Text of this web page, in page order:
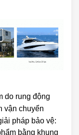
do rung động
vận chuyển
pháp bảo vệ:
bằng khung